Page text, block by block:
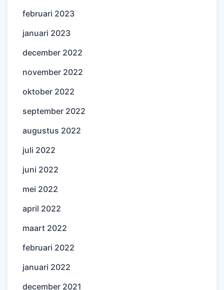
februari 2023
januari 2023
december 2022
november 2022
oktober 2022
september 2022
augustus 2022
juli 2022
juni 2022
mei 2022
april 2022
maart 2022
februari 2022
januari 2022
december 2021